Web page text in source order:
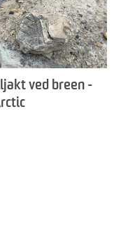
ved breen -